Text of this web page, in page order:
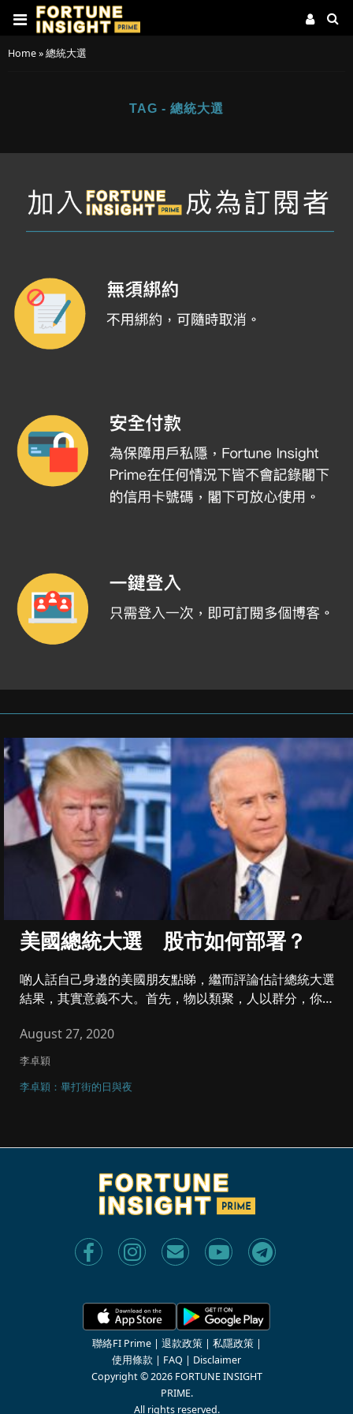
Home»總統大選
TAG - 總統大選
美國總統大選 股市如何部署？
啲人話自己身邊的美國朋友點睇，繼而評論估計總統大選
結果，其實意義不大。首先，物以類聚，人以群分，你嘅
August 27, 2020
李卓穎
李卓穎：畢打街的日與夜
聯絡FI Prime| 退款政策| 私隱政策|
使用條款 | FAQ | Disclaimer
Copyright © 2026 FORTUNE INSIGHT
PRIME.
All rights reserved.